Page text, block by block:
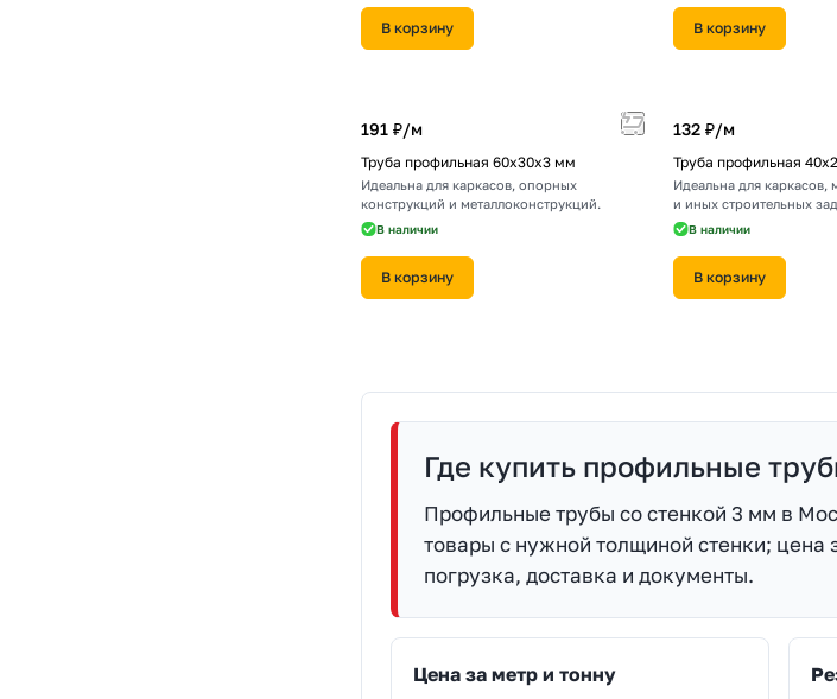
В корзину В корзину
191 ₽/м
Труба профильная 60х30х3 мм
Идеальна для каркасов, опорных
конструкций и металлоконструкций.
В наличии
В корзину
132 ₽/м
Труба профильная
Идеальна для каркасов,
и иных строительных
В наличии
В корзину
Где купить профильные
Профильные трубы со стенкой 3 мм в
товары с нужной толщиной стенки; цена
погрузка, доставка и документы.
Цена за метр и тонну